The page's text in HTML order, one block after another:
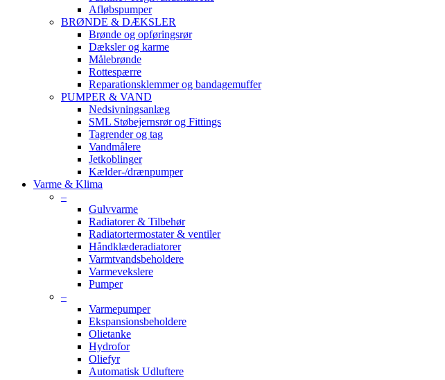
Afløbspumper
BRØNDE & DÆKSLER
Brønde og opføringsrør
Dæksler og karme
Målebrønde
Rottespærre
Reparationsklemmer og bandagemuffer
PUMPER & VAND
Nedsivningsanlæg
SML Støbejernsrør og Fittings
Tagrender og tag
Vandmålere
Jetkoblinger
Kælder-/drænpumper
Varme & Klima
–
Gulvvarme
Radiatorer & Tilbehør
Radiatortermostater & ventiler
Håndklæderadiatorer
Varmtvandsbeholdere
Varmevekslere
Pumper
–
Varmepumper
Ekspansionsbeholdere
Olietanke
Hydrofor
Oliefyr
Automatisk Udluftere